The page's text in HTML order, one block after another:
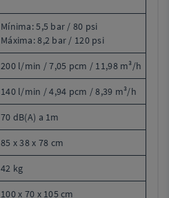
Mínima: 5,5 bar / 80 psi
Máxima: 8,2 bar / 120 psi
200 l/min / 7,05 pcm / 11,98 m³/h
140 l/min / 4,94 pcm / 8,39 m³/h
70 dB(A) a 1m
85 x 38 x 78 cm
42 kg
100 x 70 x 105 cm